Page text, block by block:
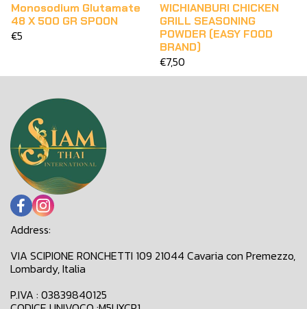
Monosodium Glutamate
48 X 500 GR SPOON
€5
WICHIANBURI CHICKEN
GRILL SEASONING
POWDER (EASY FOOD
BRAND)
€7,50
Address:
VIA SCIPIONE RONCHETTI 109 21044 Cavaria con Premezzo,
Lombardy, Italia
P.IVA : 03839840125